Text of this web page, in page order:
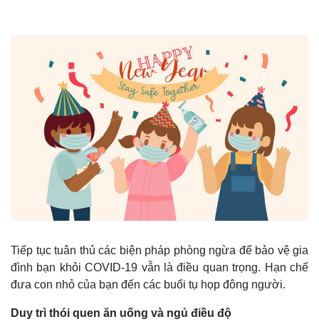
Tiếp tục tuân thủ các biện pháp phòng ngừa để bảo vệ gia
đình bạn khỏi COVID-19 vẫn là điều quan trọng. Hạn chế
đưa con nhỏ của bạn đến các buổi tụ họp đông người.
Duy trì thói quen ăn uống và ngủ điều độ